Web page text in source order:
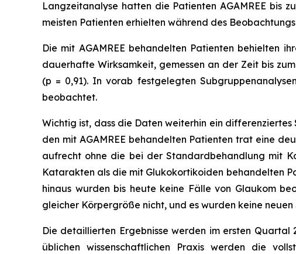
Langzeitanalyse hatten die Patienten AGAMREE bis
meisten Patienten erhielten während des
Die mit AGAMREE behandelten Patienten behielten
dauerhafte Wirksamkeit, gemessen an der Zeit bis
(p = 0,91). In vorab festgelegten
beobachtet.
Wichtig ist, dass die Daten weiterhin ein
den mit AGAMREE behandelten Patienten trat eine
aufrecht ohne die bei der Standardbehandlung mit
Katarakten als die mit Glukokortikoiden behandelten
hinaus wurden bis heute keine Fälle von Glaukom
gleicher Körpergröße nicht, und es wurden keine
Die detaillierten Ergebnisse werden im ersten
üblichen wissenschaftlichen Praxis werden die